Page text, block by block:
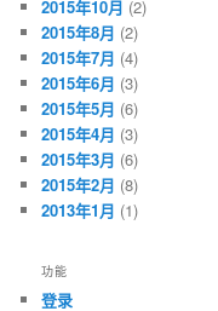
2015年10月 (2)
2015年8月 (2)
2015年7月 (4)
2015年6月 (3)
2015年5月 (6)
2015年4月 (3)
2015年3月 (6)
2015年2月 (8)
2013年1月 (1)
功能
登录